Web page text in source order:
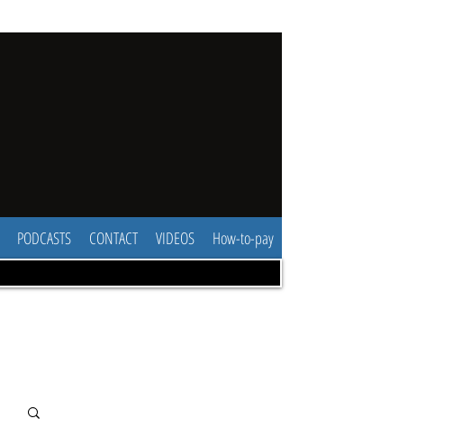
PODCASTS CONTACT VIDEOS How-to-pay